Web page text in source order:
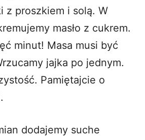
z proszkiem i solą. W
masło z cukrem.
minut! Masa musi być
jajka po jednym.
Pamiętajcie o
dodajemy suche